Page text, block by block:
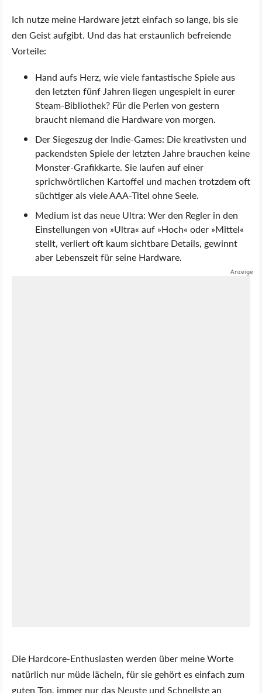
Ich nutze meine Hardware jetzt einfach so lange, bis sie
den Geist aufgibt. Und das hat erstaunlich befreiende
Vorteile:
Hand aufs Herz, wie viele fantastische Spiele aus
den letzten fünf Jahren liegen ungespielt in eurer
Steam-Bibliothek? Für die Perlen von gestern
braucht niemand die Hardware von morgen.
Der Siegeszug der Indie-Games: Die kreativsten und
packendsten Spiele der letzten Jahre brauchen keine
Monster-Grafikkarte. Sie laufen auf einer
sprichwörtlichen Kartoffel und machen trotzdem oft
süchtiger als viele AAA-Titel ohne Seele.
Medium ist das neue Ultra: Wer den Regler in den
Einstellungen von Ultra auf Hoch oder Mittel
stellt, verliert oft kaum sichtbare Details, gewinnt
aber Lebenszeit für seine Hardware.
Die Hardcore-Enthusiasten werden über meine Worte
natürlich nur müde lächeln, für sie gehört es einfach zum
guten Ton, immer nur das Neuste und Schnellste an